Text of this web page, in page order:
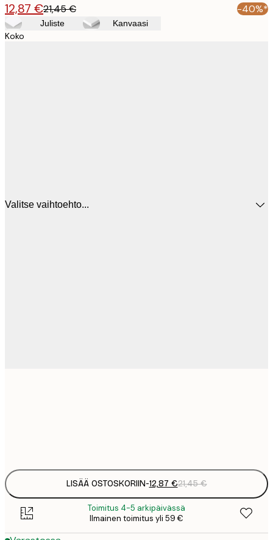
12,87 €21,45 € -40%*
Juliste Kanvaasi
Koko
Valitse vaihtoehto...
LISÄÄ OSTOSKORIIN-12,87 €21,45 €
Toimitus 4-5 arkipäivässä
Ilmainen toimitus yli 59 €